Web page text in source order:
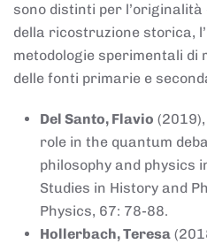
sono distinti per
della ricostruzione storica,
metodologie sperimentali di
delle fonti primarie e
Del Santo, Flavio
role in the quantum
philosophy and physics
Studies in History and
Physics, 67: 78-88.
Hollerbach, Teresa